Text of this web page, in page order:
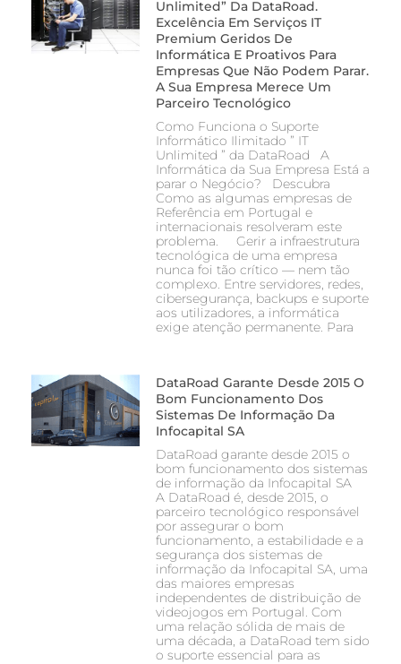
Unlimited” Da DataRoad.
Excelência Em Serviços IT
Premium Geridos De
Informática E Proativos Para
Empresas Que Não Podem Parar.
A Sua Empresa Merece Um
Parceiro Tecnológico
Como Funciona o Suporte
Informático Ilimitado ” IT
Unlimited ” da DataRoad A
Informática da Sua Empresa Está a
parar o Negócio? Descubra
Como as algumas empresas de
Referência em Portugal e
internacionais resolveram este
problema. Gerir a infraestrutura
tecnológica de uma empresa
nunca foi tão crítico — nem tão
complexo. Entre servidores, redes,
cibersegurança, backups e suporte
aos utilizadores, a informática
exige atenção permanente. Para
DataRoad Garante Desde 2015 O
Bom Funcionamento Dos
Sistemas De Informação Da
Infocapital SA
DataRoad garante desde 2015 o
bom funcionamento dos sistemas
de informação da Infocapital SA
A DataRoad é, desde 2015, o
parceiro tecnológico responsável
por assegurar o bom
funcionamento, a estabilidade e a
segurança dos sistemas de
informação da Infocapital SA, uma
das maiores empresas
independentes de distribuição de
videojogos em Portugal. Com
uma relação sólida de mais de
uma década, a DataRoad tem sido
o suporte essencial para as